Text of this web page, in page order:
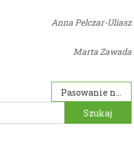
Anna Pelczar-Uliasz
Marta Zawada
Pasowanie na przedszkolaka
Szukaj: